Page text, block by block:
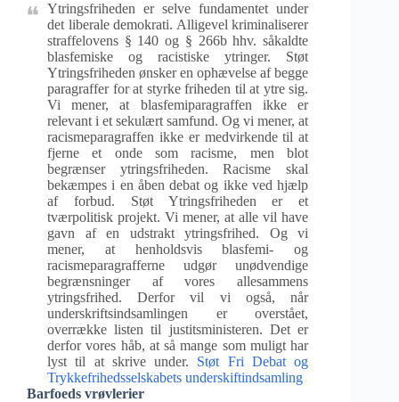
Ytringsfriheden er selve fundamentet under
det liberale demokrati. Alligevel kriminaliserer
straffelovens § 140 og § 266b hhv. såkaldte
blasfemiske og racistiske ytringer. Støt
Ytringsfriheden ønsker en ophævelse af begge
paragraffer for at styrke friheden til at ytre sig.
Vi mener, at blasfemiparagraffen ikke er
relevant i et sekulært samfund. Og vi mener, at
racismeparagraffen ikke er medvirkende til at
fjerne et onde som racisme, men blot
begrænser ytringsfriheden. Racisme skal
bekæmpes i en åben debat og ikke ved hjælp
af forbud. Støt Ytringsfriheden er et
tværpolitisk projekt. Vi mener, at alle vil have
gavn af en udstrakt ytringsfrihed. Og vi
mener, at henholdsvis blasfemi- og
racismeparagrafferne udgør unødvendige
begrænsninger af vores allesammens
ytringsfrihed. Derfor vil vi også, når
underskriftsindsamlingen er overstået,
overrække listen til justitsministeren. Det er
derfor vores håb, at så mange som muligt har
lyst til at skrive under. Støt Fri Debat og
Trykkefrihedsselskabets underskiftindsamling
Barfoeds vrøvlerier